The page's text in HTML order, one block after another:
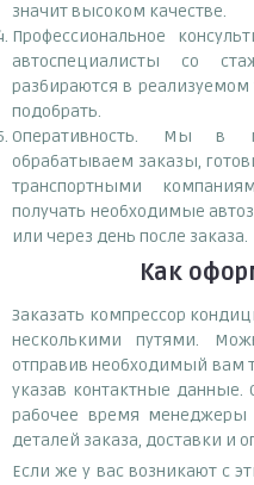
значит высоком качестве.
Профессиональное
автоспециалисты со
разбираются в реализуемом
подобрать.
Оперативность. Мы в
обрабатываем заказы,
транспортными
получать необходимые
или через день после заказа.
Как
Заказать компрессор
несколькими путями.
отправив необходимый вам
указав контактные
рабочее время менеджеры
деталей заказа, доставки и
Если же у вас возникают с